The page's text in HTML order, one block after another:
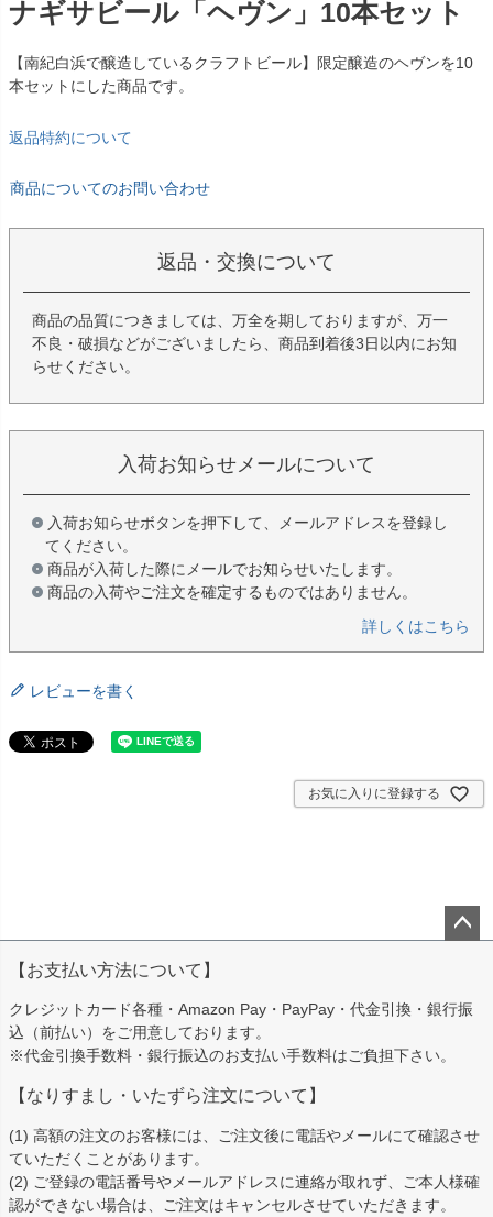
ナギサビール「ヘヴン」10本セット
【南紀白浜で醸造しているクラフトビール】限定醸造のヘヴンを10
本セットにした商品です。
返品特約について
商品についてのお問い合わせ
返品・交換について
商品の品質につきましては、万全を期しておりますが、万一
不良・破損などがございましたら、商品到着後3日以内にお知
らせください。
入荷お知らせメールについて
入荷お知らせボタンを押下して、メールアドレスを登録し
てください。
商品が入荷した際にメールでお知らせいたします。
商品の入荷やご注文を確定するものではありません。
詳しくはこちら
レビューを書く
お気に入りに登録する
ップ
へ
【お支払い方法について】
クレジットカード各種・Amazon Pay・PayPay・代金引換・銀行振
込（前払い）をご用意しております。
※代金引換手数料・銀行振込のお支払い手数料はご負担下さい。
【なりすまし・いたずら注文について】
(1) 高額の注文のお客様には、ご注文後に電話やメールにて確認させ
ていただくことがあります。
(2) ご登録の電話番号やメールアドレスに連絡が取れず、ご本人様確
認ができない場合は、ご注文はキャンセルさせていただきます。